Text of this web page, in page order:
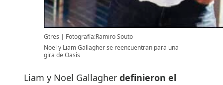
Gtres
Fotografía:Ramiro Souto
Noel y Liam Gallagher se reencuentran para una
gira de Oasis
Liam y Noel Gallagher definieron el